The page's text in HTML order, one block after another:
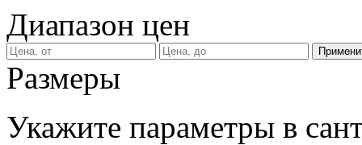
Диапазон цен
Размеры
Укажите параметры в